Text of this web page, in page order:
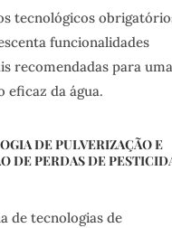
tecnológicos
funcionalidades
recomendadas para uma
eficaz da água.
DE PULVERIZAÇÃO E
DE PERDAS DE
de tecnologias de